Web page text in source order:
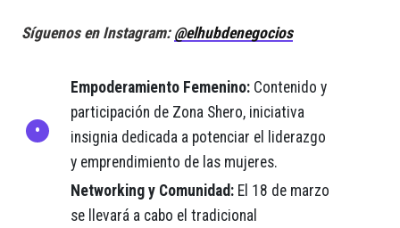
Síguenos en Instagram: @elhubdenegocios
Empoderamiento Femenino: Contenido y
participación de Zona Shero, iniciativa
insignia dedicada a potenciar el liderazgo
y emprendimiento de las mujeres.
Networking y Comunidad: El 18 de marzo
se llevará a cabo el tradicional